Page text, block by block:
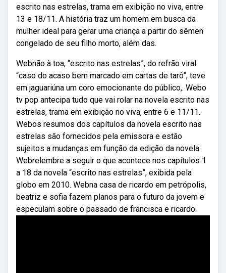
escrito nas estrelas, trama em exibição no viva, entre
13 e 18/11. A história traz um homem em busca da
mulher ideal para gerar uma criança a partir do sêmen
congelado de seu filho morto, além das.
Webnão à toa, “escrito nas estrelas”, do refrão viral
“caso do acaso bem marcado em cartas de tarô”, teve
em jaguariúna um coro emocionante do público,. Webo
tv pop antecipa tudo que vai rolar na novela escrito nas
estrelas, trama em exibição no viva, entre 6 e 11/11.
Webos resumos dos capítulos da novela escrito nas
estrelas são fornecidos pela emissora e estão
sujeitos a mudanças em função da edição da novela.
Webrelembre a seguir o que acontece nos capítulos 1
a 18 da novela “escrito nas estrelas”, exibida pela
globo em 2010. Webna casa de ricardo em petrópolis,
beatriz e sofia fazem planos para o futuro da jovem e
especulam sobre o passado de francisca e ricardo.